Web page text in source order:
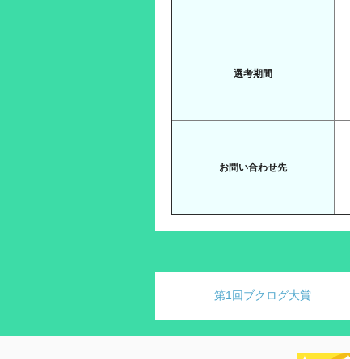
選考期間
お問い合わせ先
第1回ブクログ大賞